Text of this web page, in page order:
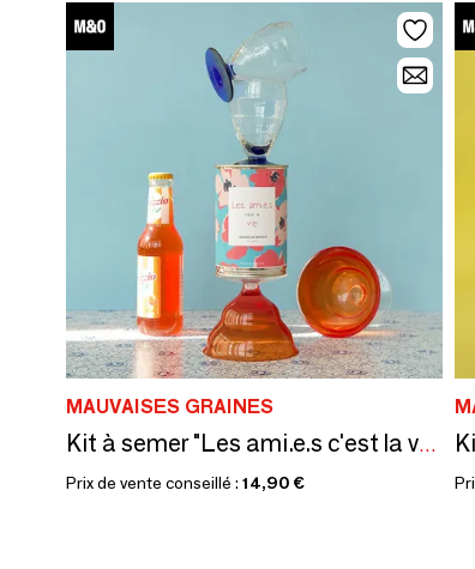
MAUVAISES GRAINES
Kit à semer "Les ami.e.s c'est la vie"
Prix de vente conseillé : 14,90 €